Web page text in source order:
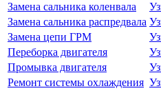
Замена сальника коленвала
Замена сальника распредвала
Замена цепи ГРМ
Переборка двигателя
Промывка двигателя
Ремонт системы охлаждения